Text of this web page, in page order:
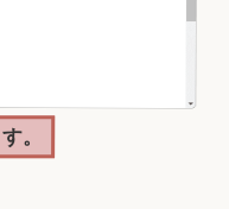
。